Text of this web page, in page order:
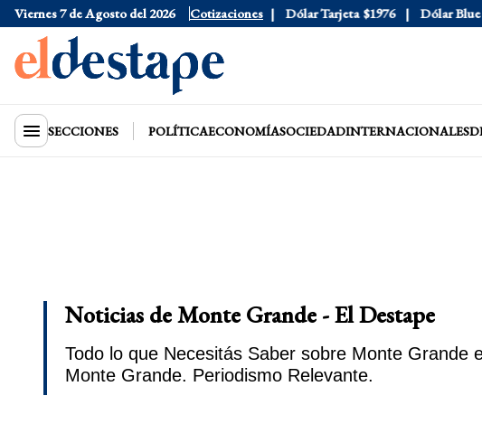
Viernes 7 de Agosto del 2026 Cotizaciones
Dólar Oficial $1520 Dólar Tarjeta $1976 Dólar Blue
SECCIONES POLÍTICAECONOMÍASOCIEDADINTERNACIONALES
Noticias de Monte Grande - El Destape
Todo lo que Necesitás Saber sobre Monte
Monte Grande. Periodismo Relevante.